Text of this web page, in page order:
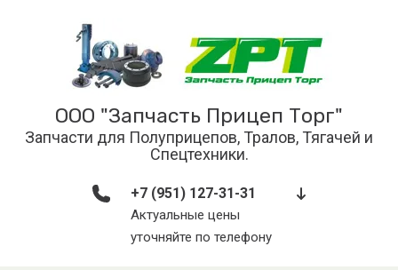
ООО "Запчасть Прицеп Торг"
Запчасти для Полуприцепов, Тралов, Тягачей и
Спецтехники.
+7 (951) 127-31-31
Актуальные цены
уточняйте по телефону